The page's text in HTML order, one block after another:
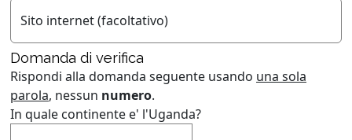
Sito internet (facoltativo)
Domanda di verifica
Rispondi alla domanda seguente usando una sola
parola, nessun numero.
In quale continente e' l'Uganda?